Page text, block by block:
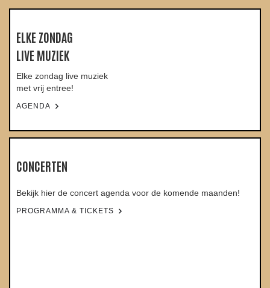
ELKE ZONDAG
LIVE MUZIEK
Elke zondag live muziek
met vrij entree!
AGENDA
CONCERTEN
Bekijk hier de concert agenda voor de komende maanden!
PROGRAMMA & TICKETS